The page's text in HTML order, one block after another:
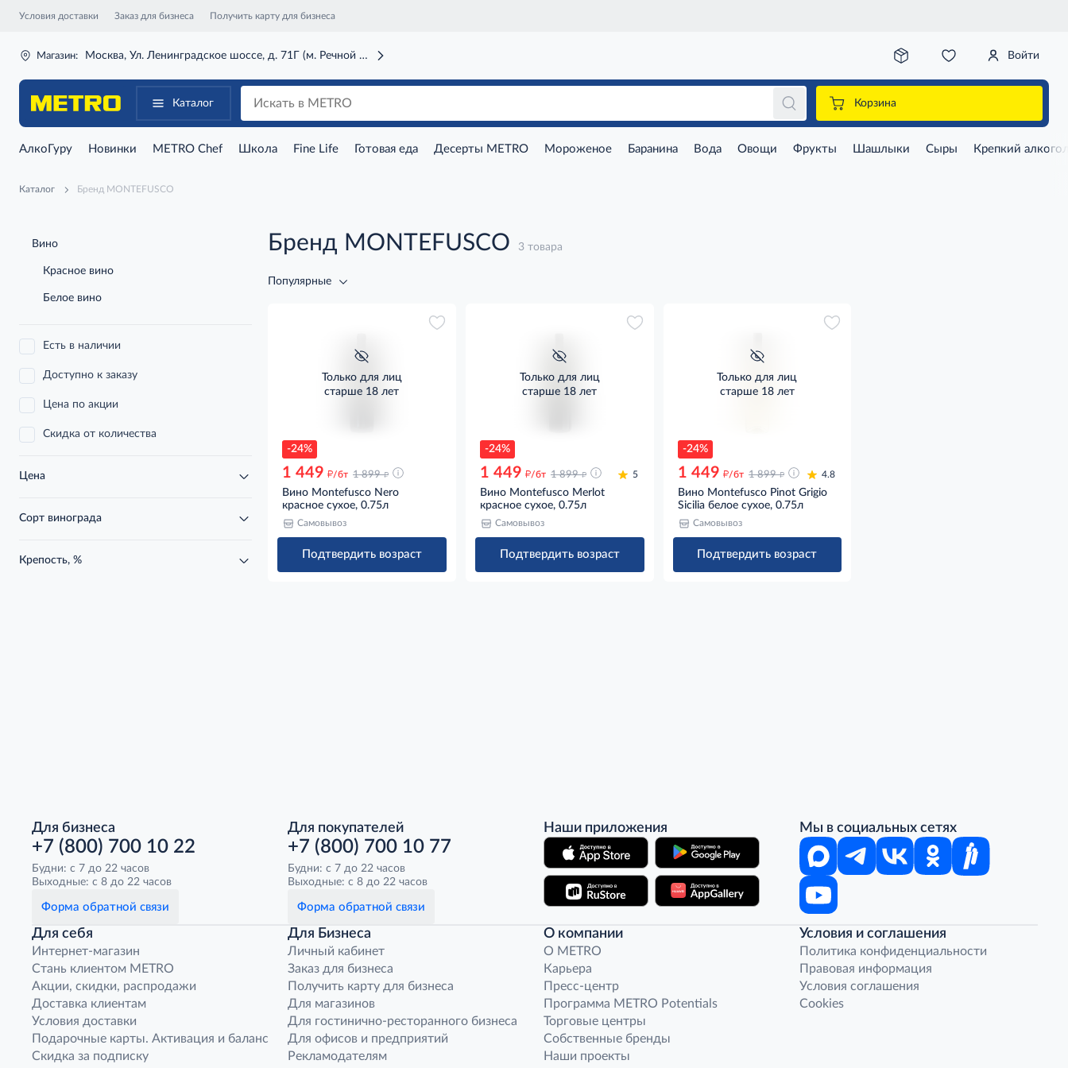
Условия доставки Заказ для бизнеса Получить карту для бизнеса
Магазин: Москва, Ул. Ленинградское шоссе, д. 71Г (м. Речной вокзал) Войти
Каталог Корзина
АлкоГуру Новинки METRO Chef Школа Fine Life Готовая еда Десерты METRO Мороженое Баранина Вода Овощи Фрукты Шашлыки Сыры Крепкий
Каталог Бренд MONTEFUSCO
Вино
Красное вино
Белое вино
Есть в наличии
Доступно к заказу
Цена по акции
Скидка от количества
Цена
Сорт винограда
Крепость, %
Бренд MONTEFUSCO 3 товара
Популярные
-24%
Только для лиц
старше 18 лет
1 449 д/бт 1 899 д
Вино Montefusco Nero
красное сухое, 0.75л
Самовывоз
Подтвердить возраст
-24%
Только для лиц
старше 18 лет
1 449 д/бт 1 899 д 5
Вино Montefusco Merlot
красное сухое, 0.75л
Самовывоз
Подтвердить возраст
-24%
Только для лиц
старше 18 лет
1 449 д/бт 1 899 д 4.8
Вино Montefusco Pinot Grigio
Sicilia белое сухое, 0.75л
Самовывоз
Подтвердить возраст
Для бизнеса
+7 (800) 700 10 22
Будни: с 7 до 22 часов
Выходные: с 8 до 22 часов
Форма обратной связи
Для покупателей
+7 (800) 700 10 77
Будни: с 7 до 22 часов
Выходные: с 8 до 22 часов
Форма обратной связи
Наши приложения Мы в социальных сетях
Для себя
Интернет-магазин
Стань клиентом METRO
Акции, скидки, распродажи
Доставка клиентам
Условия доставки
Подарочные карты. Активация и баланс
Скидка за подписку
Для Бизнеса
Личный кабинет
Заказ для бизнеса
Получить карту для бизнеса
Для магазинов
Для гостинично-ресторанного бизнеса
Для офисов и предприятий
Рекламодателям
О компании
O METRO
Карьера
Пресс-центр
Программа METRO Potentials
Торговые центры
Собственные бренды
Наши проекты
Условия и соглашения
Политика конфиденциальности
Правовая информация
Условия соглашения
Cookies